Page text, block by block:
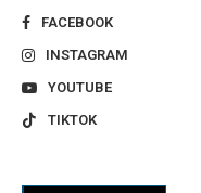
FACEBOOK
INSTAGRAM
YOUTUBE
TIKTOK